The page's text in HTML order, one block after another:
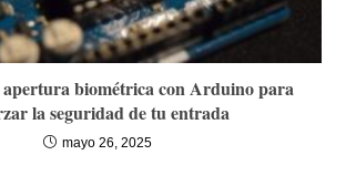
apertura biométrica con Arduino para
la seguridad de tu entrada
mayo 26, 2025